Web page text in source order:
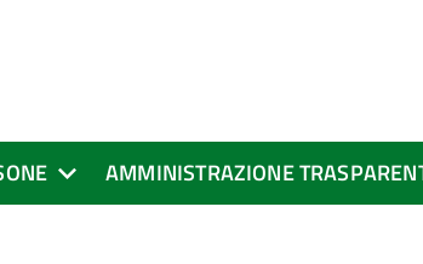
AMMINISTRAZIONE